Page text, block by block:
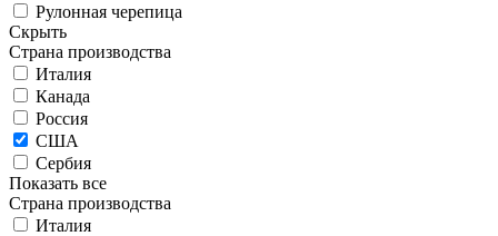
Рулонная черепица
Скрыть
Страна производства
Италия
Канада
Россия
США
Сербия
Показать все
Страна производства
Италия